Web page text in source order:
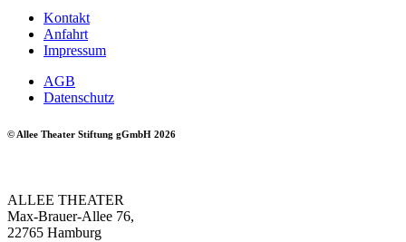
Kontakt
Anfahrt
Impressum
AGB
Datenschutz
© Allee Theater Stiftung gGmbH 2026
ALLEE THEATER
Max-Brauer-Allee 76,
22765 Hamburg